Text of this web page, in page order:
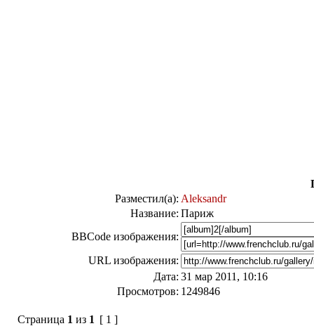
Разместил(а): Aleksandr
Название: Париж
BBCode изображения:
URL изображения:
Дата: 31 мар 2011, 10:16
Просмотров: 1249846
Страница 1 из 1 [ 1 ]